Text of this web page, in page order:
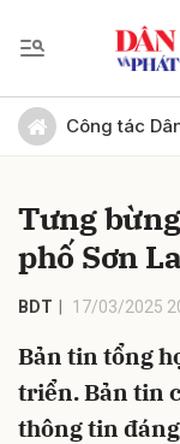
Công tác
Tưng
phố Sơn
BDT 17/03/2025
Bản tin tổng
triển. Bản tin
thông tin
Gửi bình luận